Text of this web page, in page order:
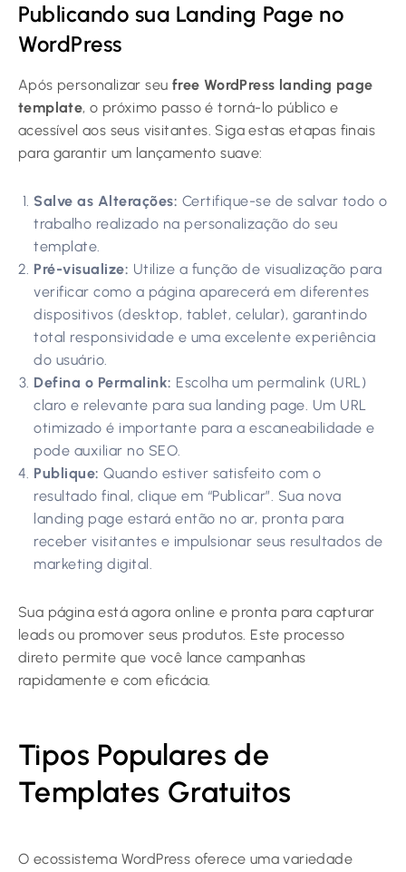
Publicando sua Landing Page no
WordPress
Após personalizar seu free WordPress landing page
template, o próximo passo é torná-lo público e
acessível aos seus visitantes. Siga estas etapas finais
para garantir um lançamento suave:
Salve as Alterações: Certifique-se de salvar todo o
trabalho realizado na personalização do seu
template.
Pré-visualize: Utilize a função de visualização para
verificar como a página aparecerá em diferentes
dispositivos (desktop, tablet, celular), garantindo
total responsividade e uma excelente experiência
do usuário.
Defina o Permalink: Escolha um permalink (URL)
claro e relevante para sua landing page. Um URL
otimizado é importante para a escaneabilidade e
pode auxiliar no SEO.
Publique: Quando estiver satisfeito com o
resultado final, clique em “Publicar”. Sua nova
landing page estará então no ar, pronta para
receber visitantes e impulsionar seus resultados de
marketing digital.
Sua página está agora online e pronta para capturar
leads ou promover seus produtos. Este processo
direto permite que você lance campanhas
rapidamente e com eficácia.
Tipos Populares de
Templates Gratuitos
O ecossistema WordPress oferece uma variedade